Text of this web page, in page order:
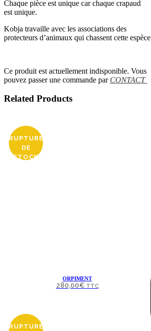
Chaque pièce est unique car chaque crapaud
est unique.
Kobja travaille avec les associations des
protecteurs d’animaux qui chassent cette espèce
Ce produit est actuellement indisponible. Vous
pouvez passer une commande par CONTACT
Related Products
RUPTURE
DE
STOCK
ORPIMENT
280,00€ TTC
RUPTURE